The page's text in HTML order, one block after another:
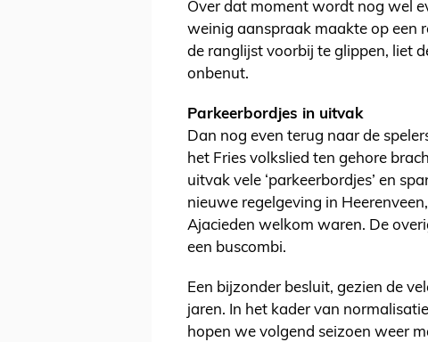
Over dat moment wordt nog wel
weinig aanspraak maakte op een
de ranglijst voorbij te glippen, liet
onbenut.
Parkeerbordjes in uitvak
Dan nog even terug naar de
het Fries volkslied ten gehore
uitvak vele ‘parkeerbordjes’ en
nieuwe regelgeving in
Ajacieden welkom waren. De
een buscombi.
Een bijzonder besluit, gezien de
jaren. In het kader van
hopen we volgend seizoen weer